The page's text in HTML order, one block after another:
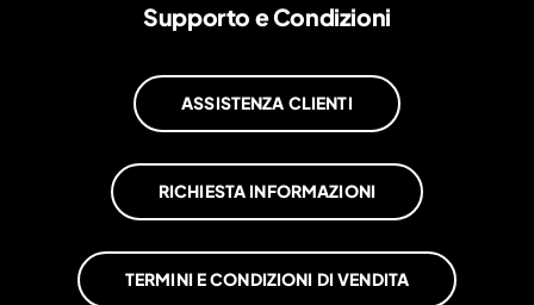
Supporto e Condizioni
ASSISTENZA CLIENTI
RICHIESTA INFORMAZIONI
TERMINI E CONDIZIONI DI VENDITA